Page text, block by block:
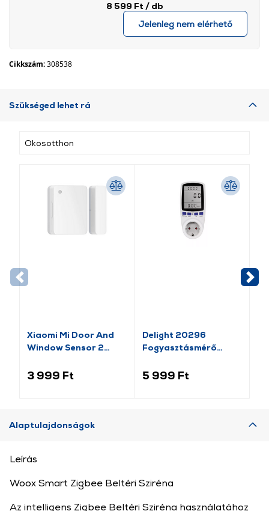
8 599 Ft / db
Jelenleg nem elérhető
Cikkszám:308538
Szükséged lehet rá
Okosotthon
Xiaomi Mi Door And
Window Sensor 2
3 999 Ft
Delight 20296
Fogyasztásmérő
funkcióval
5 999 Ft
Alaptulajdonságok
Leírás
Woox Smart Zigbee Beltéri Sziréna
Az intelligens Zigbee Beltéri Sziréna használatához